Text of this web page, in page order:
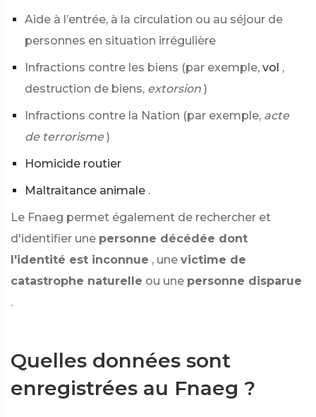
Aide à l’entrée, à la circulation ou au séjour de
personnes en situation irrégulière
Infractions contre les biens (par exemple, vol ,
destruction de biens, extorsion )
Infractions contre la Nation (par exemple, acte
de terrorisme )
Homicide routier
Maltraitance animale .
Le Fnaeg permet également de rechercher et
d'identifier une personne décédée dont
l'identité est inconnue , une victime de
catastrophe naturelle ou une personne disparue
.
Quelles données sont
enregistrées au Fnaeg ?